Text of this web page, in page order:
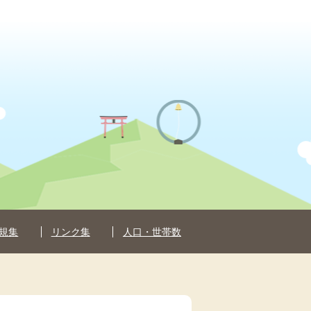
集 リンク集 人口・世帯数